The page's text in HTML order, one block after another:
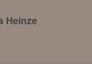
Heinze